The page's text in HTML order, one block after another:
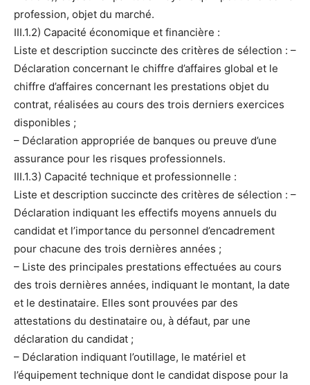
profession, objet du marché.
III.1.2) Capacité économique et financière :
Liste et description succincte des critères de sélection : –
Déclaration concernant le chiffre d’affaires global et le
chiffre d’affaires concernant les prestations objet du
contrat, réalisées au cours des trois derniers exercices
disponibles ;
– Déclaration appropriée de banques ou preuve d’une
assurance pour les risques professionnels.
III.1.3) Capacité technique et professionnelle :
Liste et description succincte des critères de sélection : –
Déclaration indiquant les effectifs moyens annuels du
candidat et l’importance du personnel d’encadrement
pour chacune des trois dernières années ;
– Liste des principales prestations effectuées au cours
des trois dernières années, indiquant le montant, la date
et le destinataire. Elles sont prouvées par des
attestations du destinataire ou, à défaut, par une
déclaration du candidat ;
– Déclaration indiquant l’outillage, le matériel et
l’équipement technique dont le candidat dispose pour la